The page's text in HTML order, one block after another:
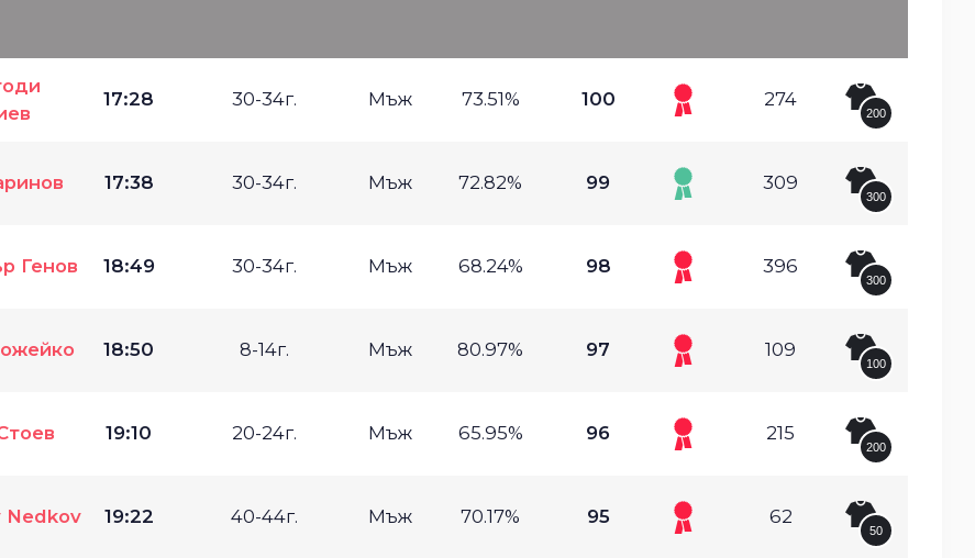
17:28 30-34г. Мъж 73.51% 100 274
200
17:38 30-34г. Мъж 72.82% 99 309
300
Генов 18:49 30-34г. Мъж 68.24% 98 396
300
18:50 8-14г. Мъж 80.97% 97 109
100
19:10 20-24г. Мъж 65.95% 96 215
200
Nedkov 19:22 40-44г. Мъж 70.17% 95 62
50